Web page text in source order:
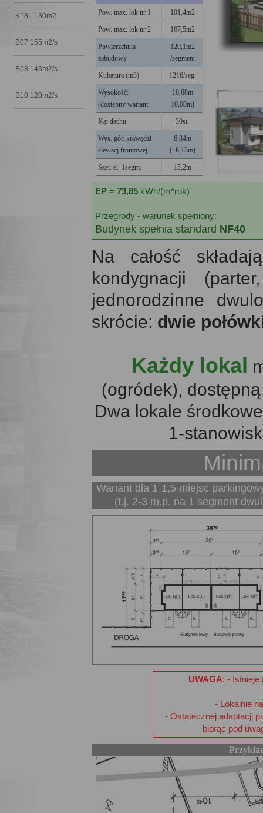
K18L 130m2
B07 155m2/s
B08 143m2/s
B10 120m2/s
Pow. max. lok nr 1 101,4m2
Pow. max. lok nr 2 167,5m2
Powierzchnia
zabudowy
120,1m2
/segment
Kubatura (m3) 1216/seg.
Wysokość:
(dostępny wariant:
10,68m
10,00m)
Kąt dachu 30st.
Wys. gór. krawędzi
elewacj frontowej
6,84m
(i 6,13m)
Szer. el. 1segm. 15,2m
EP = 73,85 kWh/(m*rok)
Przegrody - warunek spełniony:
Budynek spełnia standard NF40
Na całość
kondygnacji
jednorodzinne
skrócie: dwie
Każdy lokal
(ogródek), dostępną
Dwa lokale
1-
Wariant dla 1-1,5 miejsc
(t.j. 2-3 m.p. na 1 segment
UWAGA: - Istnieje
- Lokalnie
- Ostatecznej adaptacji
biorąc pod